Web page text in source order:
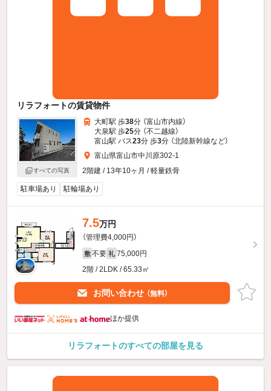
リラフォートの賃貸物件
すべての写真
大町駅 歩38分 （富山市内線）
大泉駅 歩25分 （不二越線）
富山駅 バス23分 歩3分 （北陸新幹線など）
富山県富山市中川原302-1
2階建 / 13年10ヶ月 / 軽量鉄骨
駐車場あり 駐輪場あり
7.5万円
（管理費4,000円）
敷 不要 礼 75,000円
2階 / 2LDK / 65.33㎡
お問い合わせ （無料）
ほか提供
リラフォートのすべての部屋を見る